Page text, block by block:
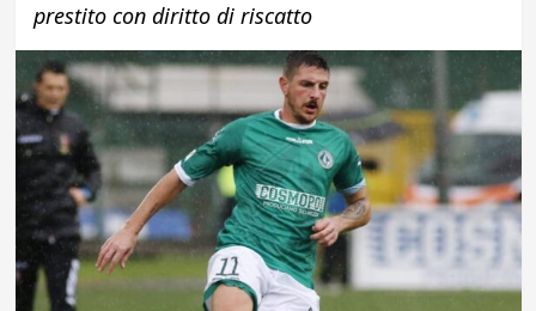
prestito con diritto di riscatto